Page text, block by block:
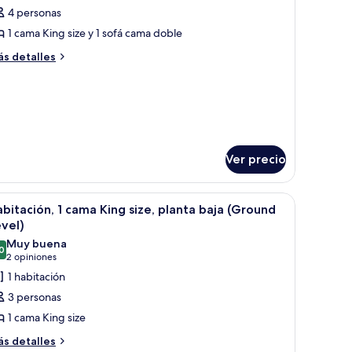
4 personas
1 cama King size y 1 sofá cama doble
detalles
Ver precio
escritorio, una silla, un ventilador de techo y un ventanal grande con
Una habitación de hotel moderna con una
7
1 cama King size, planta baja (Ground
de 10
Muy buena
2 opiniones
(2
opiniones)
1 habitación
3 personas
1 cama King size
detalles